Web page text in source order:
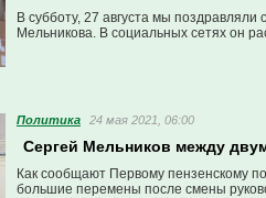
В субботу, 27 августа мы
Мельникова. В социальных сетях он
Политика 24 мая 2021, 06:00
Сергей Мельников между
Как сообщают Первому пензенскому
большие перемены после смены